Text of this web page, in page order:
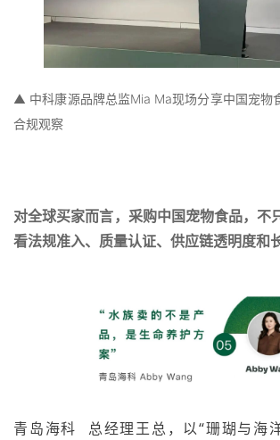
▲ 中科康源品牌总监Mia Ma现场分享中国宠物
合规观察
对全球买家而言，采购中国宠物食品，不
看法规准入、质量认证、供应链透明度和
青岛海科
总经理王总，以“珊瑚与海